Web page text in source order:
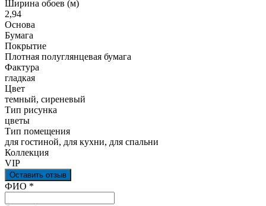
Ширина обоев (м)
2,94
Основа
Бумага
Покрытие
Плотная полуглянцевая бумага
Фактура
гладкая
Цвет
темный, сиреневый
Тип рисунка
цветы
Тип помещения
для гостиной, для кухни, для спальни
Коллекция
VIP
Оставить отзыв
Ваш отзыв был отправлен!
ФИО *